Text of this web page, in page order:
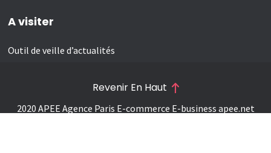
A visiter
Outil de veille d’actualités
2020 APEE Agence Paris E-commerce E-business apee.net
Revenir En Haut